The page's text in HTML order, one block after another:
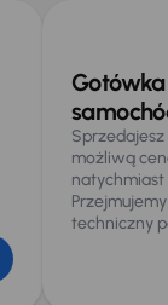
możliwą
techniczny